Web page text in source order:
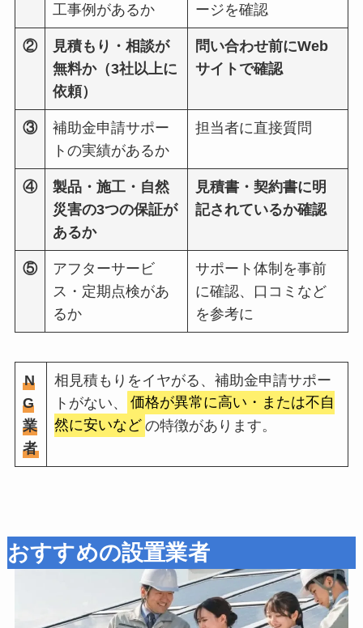
工事例があるか
ージを確認
②
見積もり・相談が
無料か（3社以上に
依頼）
問い合わせ前にWeb
サイトで確認
③
補助金申請サポー
トの実績があるか
担当者に直接質問
④
製品・施工・自然
災害の3つの保証が
あるか
見積書・契約書に明
記されているか確認
⑤
アフターサービ
ス・定期点検があ
るか
サポート体制を事前
に確認、口コミなど
を参考に
N
G
業
者
相見積もりをイヤがる、補助金申請サポー
トがない、
価格が異常に高い・または不自
然に安いなど の特徴があります。
おすすめの設置業者